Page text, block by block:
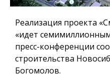
Реализация проекта
«идет
пресс-конференции
строительства
Богомолов.